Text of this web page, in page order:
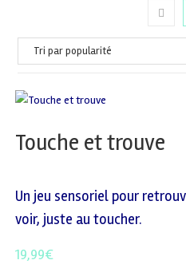
Touche et trouve
Un jeu sensoriel pour
voir, juste au toucher.
19,99€